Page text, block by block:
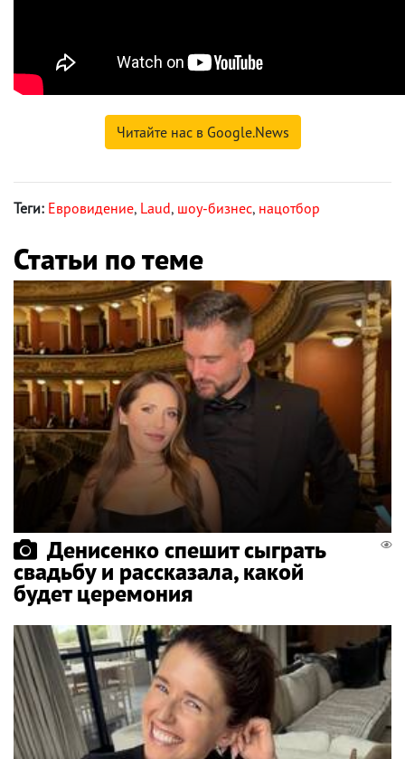
Читайте нас в Google.News
Теги: Евровидение, Laud, шоу-бизнес, нацотбор
Статьи по теме
Денисенко спешит сыграть
свадьбу и рассказала, какой
будет церемония